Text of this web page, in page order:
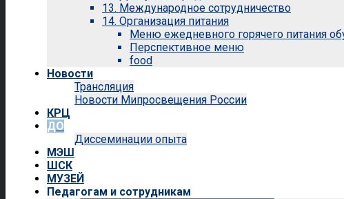
13. Международное сотрудничество
14. Организация питания
Меню ежедневного горячего питания
Перспективное меню
food
Новости
Трансляция
Новости Мипросвещения России
КРЦ
ДО
Диссеминации опыта
МЭШ
ШСК
МУЗЕЙ
Педагогам и сотрудникам